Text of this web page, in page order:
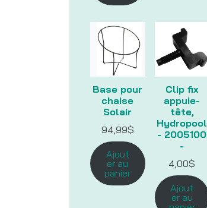
Base pour
chaise
Solair
94,99$
Ajout
er au
panier
Clip fix
appuie-
tête,
Hydropool
- 2005100
-
4,00$
Ajout
er au